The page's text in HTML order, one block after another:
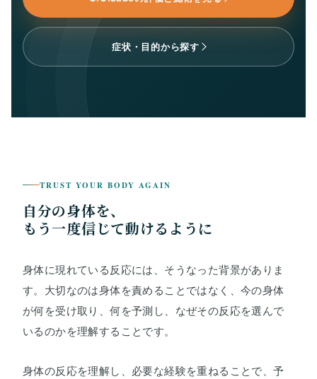
症状・目的から探す
TRUST YOUR BODY AGAIN
自分の身体を、
もう一度信じて動けるように
身体に現れている反応には、そうなった背景がありま
す。大切なのは身体を責めることではなく、今の身体
が何を受け取り、何を予測し、なぜその反応を選んで
いるのかを理解することです。
身体の反応を理解し、必要な経験を重ねることで、予